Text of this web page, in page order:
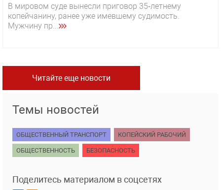
В мировом суде вынесли приговор 35‑летнему
копейчанину, ранее уже имевшему судимость.
Мужчину пр...
Читайте еще новости
Темы новостей
ОБЩЕСТВЕННЫЙ ТРАНСПОРТ КОПЕЙСКИЙ РАБОЧИЙ
ОБЩЕСТВЕННОСТЬ БЕЗОПАСНОСТЬ
Поделитесь материалом в соцсетях